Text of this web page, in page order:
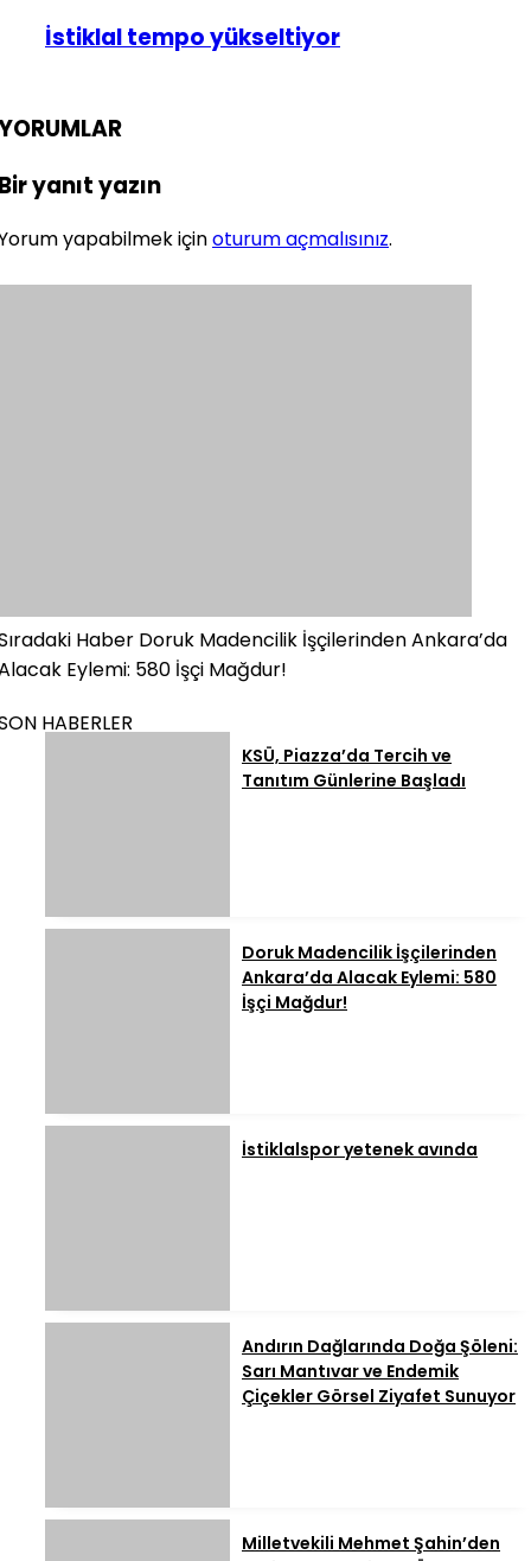
İstiklal tempo yükseltiyor
yanıt yazın
yapabilmek içinoturum açmalısınız.
Haber Doruk Madencilik İşçilerinden Ankara’da
Eylemi: 580 İşçi Mağdur!
HABERLER
KSÜ, Piazza’da Tercih ve
Tanıtım Günlerine Başladı
Doruk Madencilik İşçilerinden
Ankara’da Alacak Eylemi: 580
İşçi Mağdur!
İstiklalspor yetenek avında
Andırın Dağlarında Doğa Şöleni:
Sarı Mantıvar ve Endemik
Çiçekler Görsel Ziyafet Sunuyor
Milletvekili Mehmet Şahin’den